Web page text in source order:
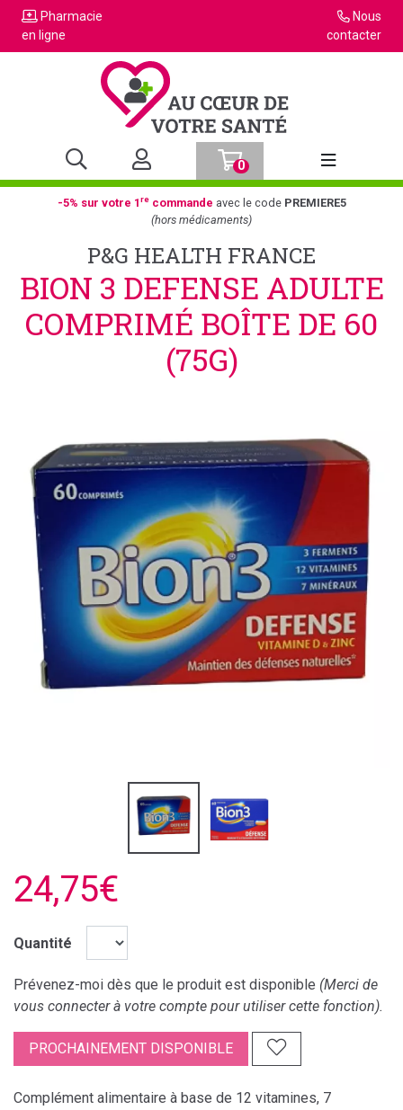
Pharmacie
en ligne
Nous
contacter
0
Afficher la
-5% sur votre 1recommande avec le code PREMIERE5
(hors médicaments)
P&G HEALTH FRANCE
BION 3 DEFENSE ADULTE
COMPRIMÉ BOÎTE DE 60
(75G)
24,75€
Quantité
Prévenez-moi dès que le produit est disponible (Merci de
vous connecter à votre compte pour utiliser cette fonction).
PROCHAINEMENT DISPONIBLE
Complément alimentaire à base de 12 vitamines, 7